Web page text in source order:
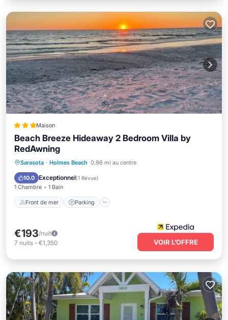
Maison
Beach Breeze Hideaway 2 Bedroom Villa by
RedAwning
Sarasota · Holmes Beach 0.96 mi au centre
10.0 Exceptionnel(1 Revue)
1 Chambre 1 Bain
Front de mer Parking
Front de mer
Parking
Vue sur l’océan
€193/nuit
7 nuits - €1,350 VOIR L’OFFRE